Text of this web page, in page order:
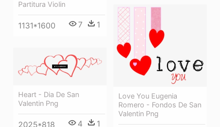
Partitura Violin
1131*1600 7 1
Love You Eugenia
Romero - Fondos De San
Valentin Png
Heart - Dia De San
Valentin Png
2025*818 4 1